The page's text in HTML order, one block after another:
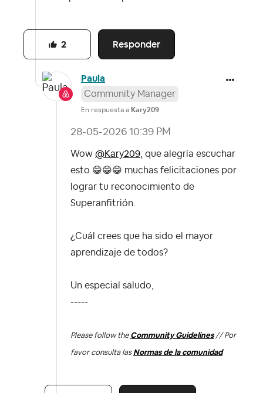
Responder
2
Paula
Community Manager
En respuesta a Kary209
‎28-05-2026 10:39 PM
Wow @Kary209, que alegría escuchar
esto 😁😁😁 muchas felicitaciones por
lograr tu reconocimiento de
Superanfitrión.
¿Cuál crees que ha sido el mayor
aprendizaje de todos?
Un especial saludo,
-----
Please follow the Community Guidelines// Por
favor consulta las Normas de la comunidad